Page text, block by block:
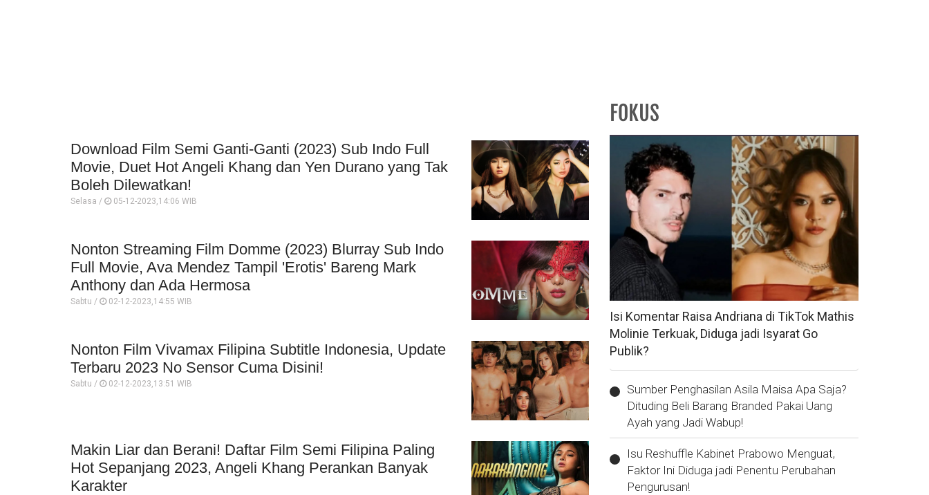
Download Film Semi Ganti-Ganti (2023) Sub Indo Full
Movie, Duet Hot Angeli Khang dan Yen Durano yang Tak
Boleh Dilewatkan!
Selasa / 05-12-2023,14:06 WIB
Nonton Streaming Film Domme (2023) Blurray Sub Indo
Full Movie, Ava Mendez Tampil 'Erotis' Bareng Mark
Anthony dan Ada Hermosa
Sabtu / 02-12-2023,14:55 WIB
Nonton Film Vivamax Filipina Subtitle Indonesia, Update
Terbaru 2023 No Sensor Cuma Disini!
Sabtu / 02-12-2023,13:51 WIB
Makin Liar dan Berani! Daftar Film Semi Filipina Paling
Hot Sepanjang 2023, Angeli Khang Perankan Banyak
Karakter
FOKUS
Isi Komentar Raisa Andriana di TikTok Mathis
Molinie Terkuak, Diduga jadi Isyarat Go
Publik?
Sumber Penghasilan Asila Maisa Apa Saja?
Dituding Beli Barang Branded Pakai Uang
Ayah yang Jadi Wabup!
Isu Reshuffle Kabinet Prabowo Menguat,
Faktor Ini Diduga jadi Penentu Perubahan
Pengurusan!